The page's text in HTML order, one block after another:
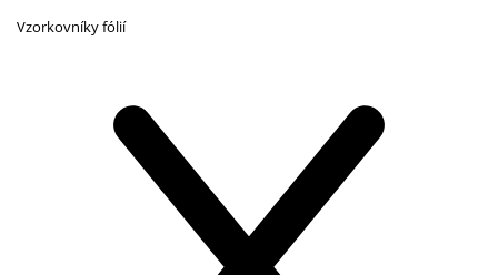
Vzorkovníky fólií